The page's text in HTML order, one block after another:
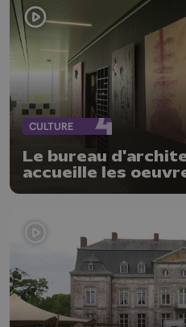
CULTURE
Le bureau
accueille les